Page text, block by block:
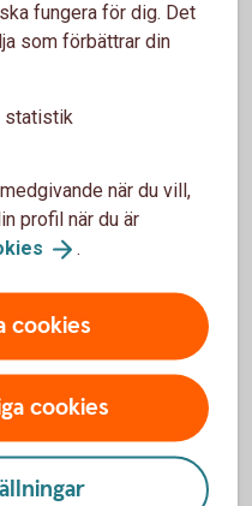
företag
TGL
företag
fungera för dig. Det
som förbättrar din
statistik
när du vill,
profil när du är
.
cookies
cookies